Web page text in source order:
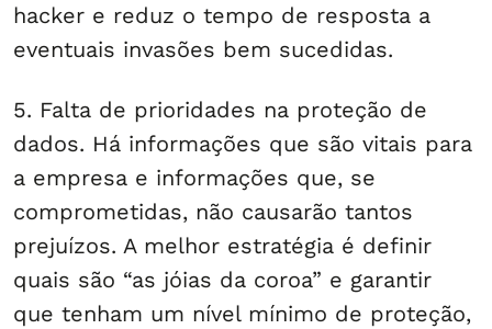
hacker e reduz o tempo de resposta a
eventuais invasões bem sucedidas.
5. Falta de prioridades na proteção de
dados. Há informações que são vitais para
a empresa e informações que, se
comprometidas, não causarão tantos
prejuízos. A melhor estratégia é definir
quais são “as jóias da coroa” e garantir
que tenham um nível mínimo de proteção,